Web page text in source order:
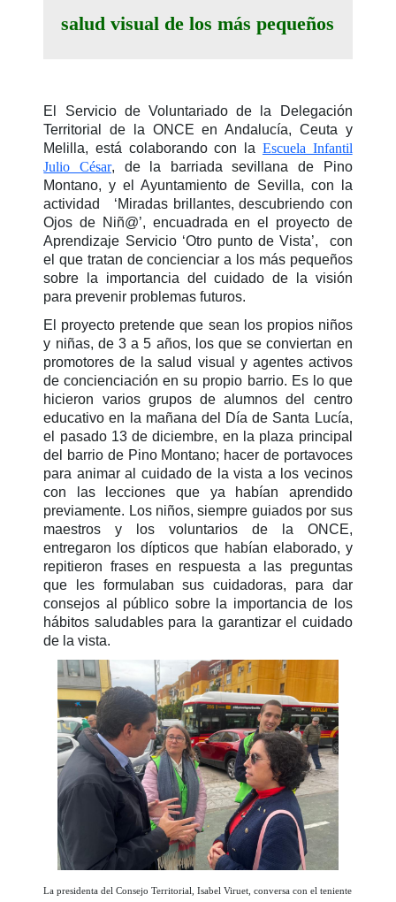
salud visual de los más pequeños
El Servicio de Voluntariado de la Delegación
Territorial de la ONCE en Andalucía, Ceuta y
Melilla, está colaborando con la Escuela Infantil
Julio César, de la barriada sevillana de Pino
Montano, y el Ayuntamiento de Sevilla, con la
actividad ‘Miradas brillantes, descubriendo con
Ojos de Niñ@’, encuadrada en el proyecto de
Aprendizaje Servicio ‘Otro punto de Vista’, con
el que tratan de concienciar a los más pequeños
sobre la importancia del cuidado de la visión
para prevenir problemas futuros.
El proyecto pretende que sean los propios niños
y niñas, de 3 a 5 años, los que se conviertan en
promotores de la salud visual y agentes activos
de concienciación en su propio barrio. Es lo que
hicieron varios grupos de alumnos del centro
educativo en la mañana del Día de Santa Lucía,
el pasado 13 de diciembre, en la plaza principal
del barrio de Pino Montano; hacer de portavoces
para animar al cuidado de la vista a los vecinos
con las lecciones que ya habían aprendido
previamente. Los niños, siempre guiados por sus
maestros y los voluntarios de la ONCE,
entregaron los dípticos que habían elaborado, y
repitieron frases en respuesta a las preguntas
que les formulaban sus cuidadoras, para dar
consejos al público sobre la importancia de los
hábitos saludables para la garantizar el cuidado
de la vista.
La presidenta del Consejo Territorial, Isabel Viruet, conversa con el teniente